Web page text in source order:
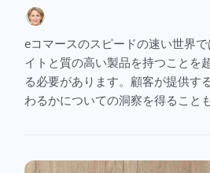
eコマースのスピードの速い世界
イトと質の高い製品を持つことを
る必要があります。顧客が提供す
わるかについての洞察を得ること